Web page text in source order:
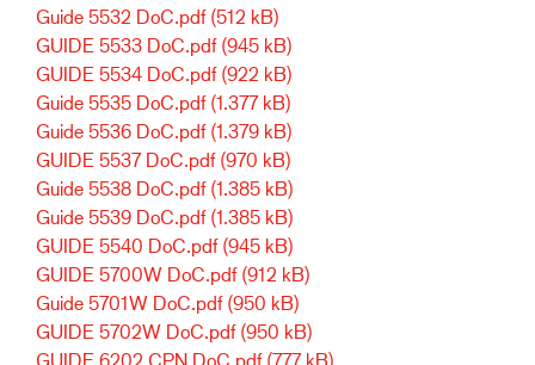
Guide 5532 DoC.pdf (512 kB)
GUIDE 5533 DoC.pdf (945 kB)
GUIDE 5534 DoC.pdf (922 kB)
Guide 5535 DoC.pdf (1.377 kB)
Guide 5536 DoC.pdf (1.379 kB)
GUIDE 5537 DoC.pdf (970 kB)
Guide 5538 DoC.pdf (1.385 kB)
Guide 5539 DoC.pdf (1.385 kB)
GUIDE 5540 DoC.pdf (945 kB)
GUIDE 5700W DoC.pdf (912 kB)
Guide 5701W DoC.pdf (950 kB)
GUIDE 5702W DoC.pdf (950 kB)
GUIDE 6202 CPN DoC.pdf (777 kB)